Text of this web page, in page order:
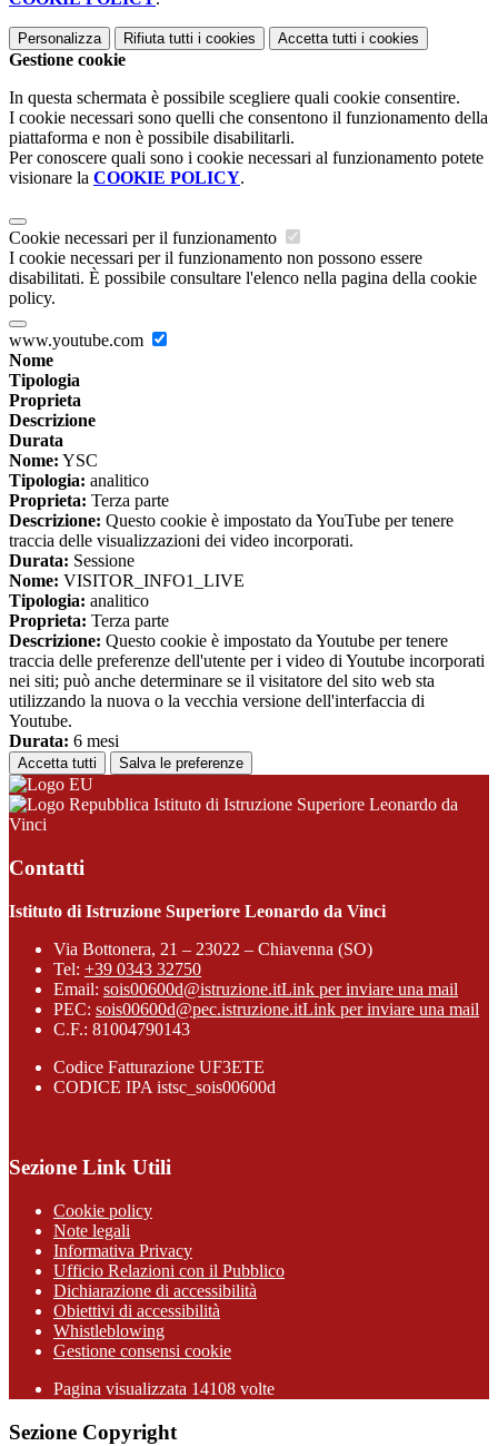
Personalizza Rifiuta tutti i cookies Accetta tutti i cookies
Gestione cookie
In questa schermata è possibile scegliere quali cookie consentire.
I cookie necessari sono quelli che consentono il funzionamento della
piattaforma e non è possibile disabilitarli.
Per conoscere quali sono i cookie necessari al funzionamento potete
visionare la COOKIE POLICY.
Cookie necessari per il funzionamento
I cookie necessari per il funzionamento non possono essere
disabilitati. È possibile consultare l'elenco nella pagina della cookie
policy.
www.youtube.com
Nome
Tipologia
Proprieta
Descrizione
Durata
Nome: YSC
Tipologia: analitico
Proprieta: Terza parte
Descrizione: Questo cookie è impostato da YouTube per tenere
traccia delle visualizzazioni dei video incorporati.
Durata: Sessione
Nome: VISITOR_INFO1_LIVE
Tipologia: analitico
Proprieta: Terza parte
Descrizione: Questo cookie è impostato da Youtube per tenere
traccia delle preferenze dell'utente per i video di Youtube incorporati
nei siti; può anche determinare se il visitatore del sito web sta
utilizzando la nuova o la vecchia versione dell'interfaccia di
Youtube.
Durata: 6 mesi
Accetta tutti Salva le preferenze
Istituto di Istruzione Superiore Leonardo da
Vinci
Contatti
Istituto di Istruzione Superiore Leonardo da Vinci
Via Bottonera, 21 – 23022 – Chiavenna (SO)
Tel: +39 0343 32750
Email: sois00600d@istruzione.itLink per inviare una mail
PEC: sois00600d@pec.istruzione.itLink per inviare una mail
C.F.: 81004790143
Codice Fatturazione UF3ETE
CODICE IPA istsc_sois00600d
Sezione Link Utili
Cookie policy
Note legali
Informativa Privacy
Ufficio Relazioni con il Pubblico
Dichiarazione di accessibilità
Obiettivi di accessibilità
Whistleblowing
Gestione consensi cookie
Pagina visualizzata 14108 volte
Sezione Copyright